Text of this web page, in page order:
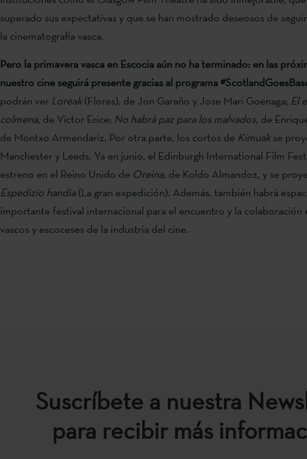
superado sus expectativas y que se han mostrado deseosos de
la cinematografía vasca.
Pero la primavera vasca en Escocia aún no ha terminado: en las
nuestro cine seguirá presente gracias al programa
podrán ver Loreak(Flores), de Jon Garaño y Jose Mari Goenaga; El
colmena, de Víctor Erice; No habrá paz para los malvados, de
de Montxo Armendariz. Por otra parte, los cortos de Kimuakse
Manchester y Leeds. Ya en junio, el Edinburgh International Film
estreno en el Reino Unido de Oreina, de Koldo Almandoz, y se
Espedizio handia(La gran expedición). Además, también habrá
importante festival internacional para el encuentro y la colaboración
vascos y escoceses de la industria del cine.
Suscríbete a nuestra
para recibir más